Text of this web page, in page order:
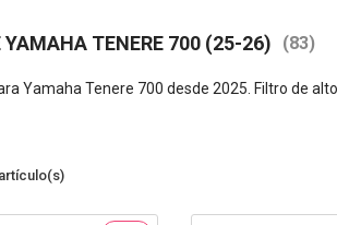
YAMAHA TENERE 700 (25-26) (83)
Yamaha Tenere 700 desde 2025. Filtro de